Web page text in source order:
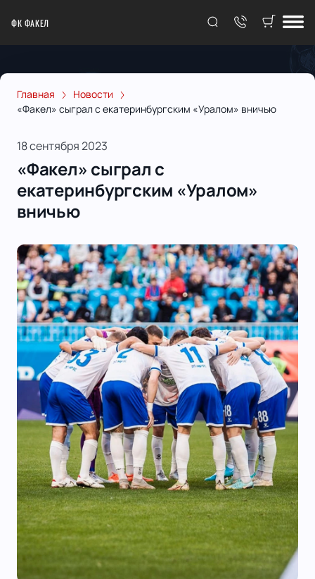
ФК ФАКЕЛ
Главная
Новости
«Факел» сыграл с екатеринбургским «Уралом» вничью
18 сентября 2023
«Факел» сыграл с
екатеринбургским «Уралом»
вничью